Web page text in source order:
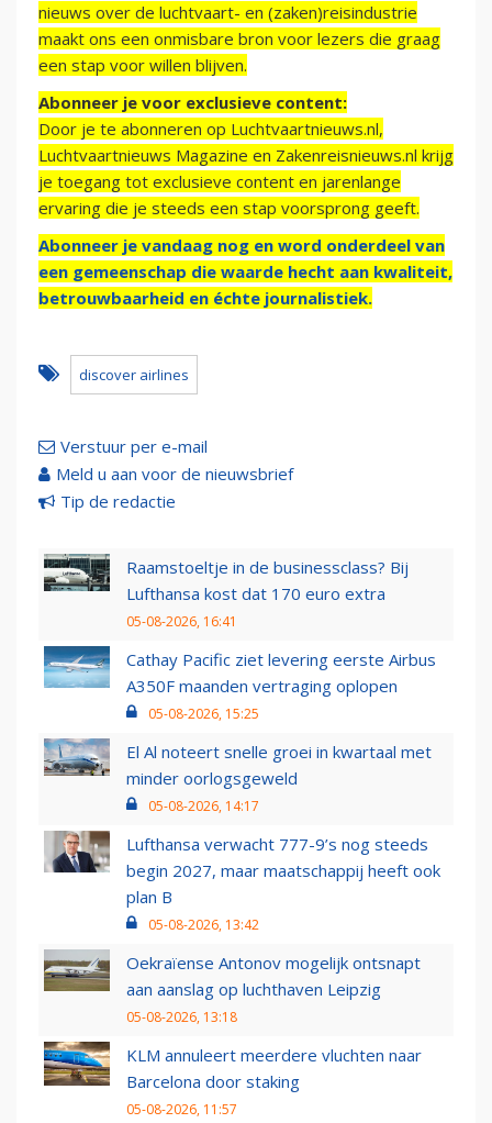
nieuws over de luchtvaart- en (zaken)reisindustrie
maakt ons een onmisbare bron voor lezers die graag
een stap voor willen blijven.
Abonneer je voor exclusieve content:
Door je te abonneren op Luchtvaartnieuws.nl,
Luchtvaartnieuws Magazine en Zakenreisnieuws.nl krijg
je toegang tot exclusieve content en jarenlange
ervaring die je steeds een stap voorsprong geeft.
Abonneer je vandaag nog en word onderdeel van
een gemeenschap die waarde hecht aan kwaliteit,
betrouwbaarheid en échte journalistiek.
discover airlines
Verstuur per e-mail
Meld u aan voor de nieuwsbrief
Tip de redactie
Raamstoeltje in de businessclass? Bij
Lufthansa kost dat 170 euro extra
05-08-2026, 16:41
Cathay Pacific ziet levering eerste Airbus
A350F maanden vertraging oplopen
05-08-2026, 15:25
El Al noteert snelle groei in kwartaal met
minder oorlogsgeweld
05-08-2026, 14:17
Lufthansa verwacht 777-9’s nog steeds
begin 2027, maar maatschappij heeft ook
plan B
05-08-2026, 13:42
Oekraïense Antonov mogelijk ontsnapt
aan aanslag op luchthaven Leipzig
05-08-2026, 13:18
KLM annuleert meerdere vluchten naar
Barcelona door staking
05-08-2026, 11:57